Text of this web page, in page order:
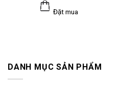
DANH MỤC SẢN PHẨM
Đặt mua